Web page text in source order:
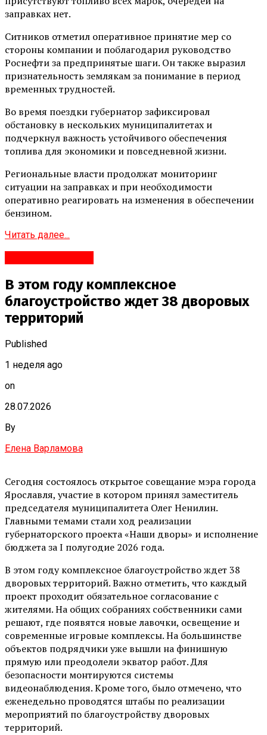
заправках нет.
Ситников отметил оперативное принятие мер со
стороны компании и поблагодарил руководство
Роснефти за предпринятые шаги. Он также выразил
признательность землякам за понимание в период
временных трудностей.
Во время поездки губернатор зафиксировал
обстановку в нескольких муниципалитетах и
подчеркнул важность устойчивого обеспечения
топлива для экономики и повседневной жизни.
Региональные власти продолжат мониторинг
ситуации на заправках и при необходимости
оперативно реагировать на изменения в обеспечении
бензином.
Читать далее...
В этом году комплексное
благоустройство ждет 38 дворовых
территорий
Published
1 неделя ago
on
28.07.2026
By
Елена Варламова
Сегодня состоялось открытое совещание мэра города
Ярославля, участие в котором принял заместитель
председателя муниципалитета Олег Ненилин.
Главными темами стали ход реализации
губернаторского проекта «Наши дворы» и исполнение
бюджета за I полугодие 2026 года.
В этом году комплексное благоустройство ждет 38
дворовых территорий. Важно отметить, что каждый
проект проходит обязательное согласование с
жителями. На общих собраниях собственники сами
решают, где появятся новые лавочки, освещение и
современные игровые комплексы. На большинстве
объектов подрядчики уже вышли на финишную
прямую или преодолели экватор работ. Для
безопасности монтируются системы
видеонаблюдения. Кроме того, было отмечено, что
еженедельно проводятся штабы по реализации
мероприятий по благоустройству дворовых
территорий.